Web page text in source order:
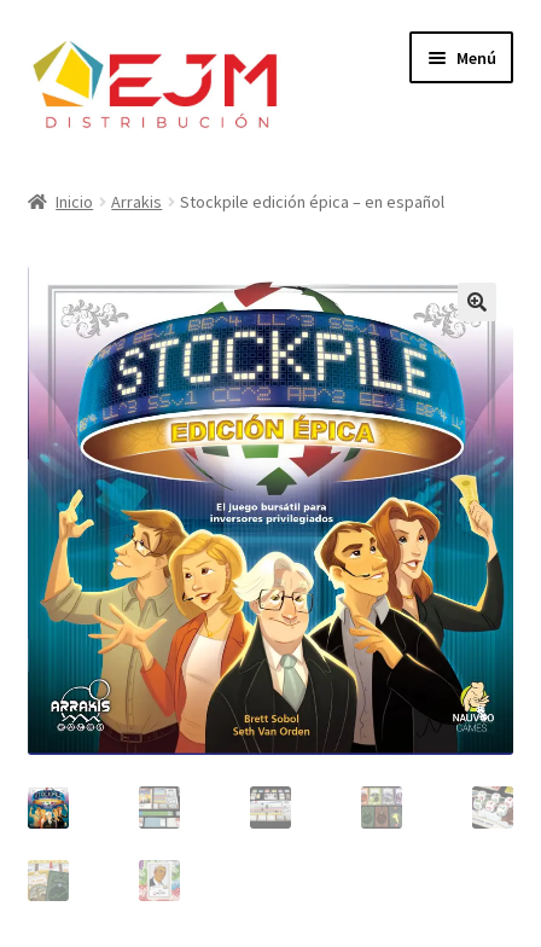
a
navegación
al
contenido
Menú
Catálogo
el
menú
hijo
Soy Tienda
Contacto
Inicio Arrakis Stockpile edición épica – en español
🔍